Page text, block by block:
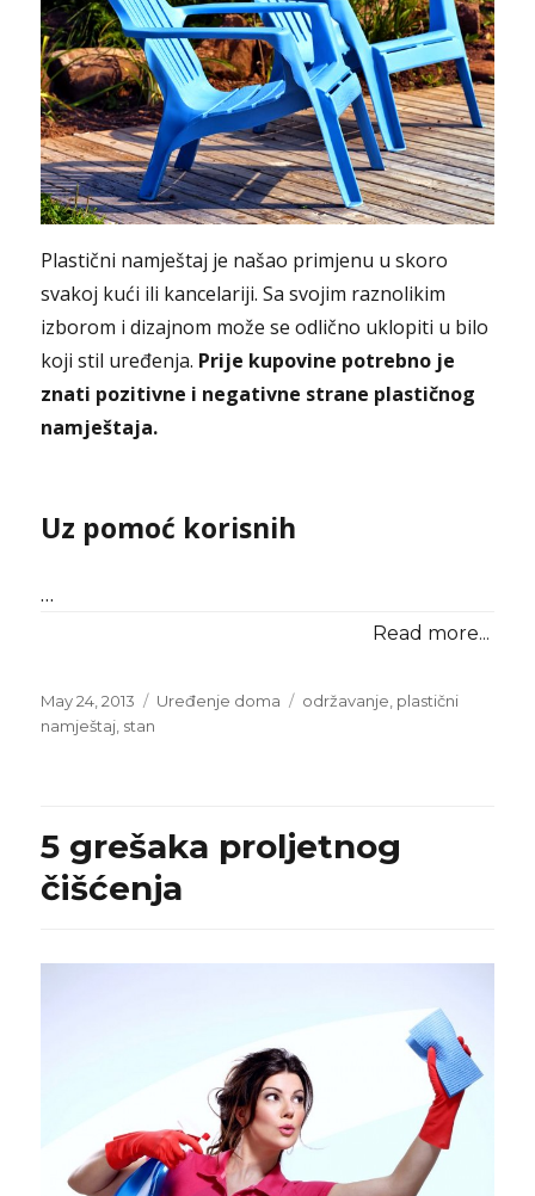
Plastični namještaj je našao primjenu u skoro
svakoj kući ili kancelariji. Sa svojim raznolikim
izborom i dizajnom može se odlično uklopiti u bilo
koji stil uređenja. Prije kupovine potrebno je
znati pozitivne i negativne strane plastičnog
namještaja.
Uz pomoć korisnih
…
Read more...
Posted
on
May 24, 2013 Categories
Uređenje doma Tags
održavanje plastični
namještaj stan
5 grešaka proljetnog
čišćenja